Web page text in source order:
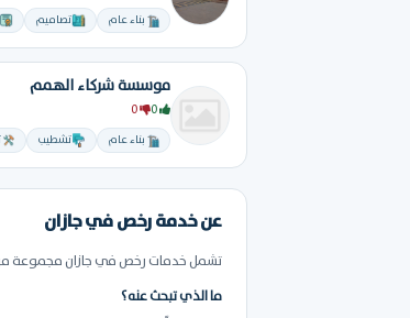
بناء عام تصاميم
موسسة شركاء الهمم
بناء عام تشطيب
عن خدمة رخص في جازان
تشمل خدمات رخص في جازان مجموعة من
ما الذي تبحث عنه؟